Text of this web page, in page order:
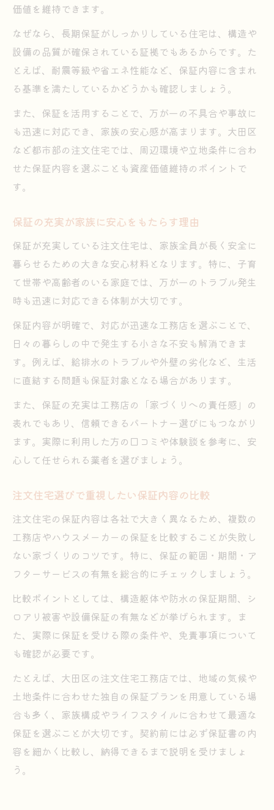
価値を維持できます。
なぜなら、長期保証がしっかりしている住宅は、構造や
設備の品質が確保されている証拠でもあるからです。た
とえば、耐震等級や省エネ性能など、保証内容に含まれ
る基準を満たしているかどうかも確認しましょう。
また、保証を活用することで、万が一の不具合や事故に
も迅速に対応でき、家族の安心感が高まります。大田区
など都市部の注文住宅では、周辺環境や立地条件に合わ
せた保証内容を選ぶことも資産価値維持のポイントで
す。
保証の充実が家族に安心をもたらす理由
保証が充実している注文住宅は、家族全員が長く安全に
暮らせるための大きな安心材料となります。特に、子育
て世帯や高齢者のいる家庭では、万が一のトラブル発生
時も迅速に対応できる体制が大切です。
保証内容が明確で、対応が迅速な工務店を選ぶことで、
日々の暮らしの中で発生する小さな不安も解消できま
す。例えば、給排水のトラブルや外壁の劣化など、生活
に直結する問題も保証対象となる場合があります。
また、保証の充実は工務店の「家づくりへの責任感」の
表れでもあり、信頼できるパートナー選びにもつながり
ます。実際に利用した方の口コミや体験談を参考に、安
心して任せられる業者を選びましょう。
注文住宅選びで重視したい保証内容の比較
注文住宅の保証内容は各社で大きく異なるため、複数の
工務店やハウスメーカーの保証を比較することが失敗し
ない家づくりのコツです。特に、保証の範囲・期間・ア
フターサービスの有無を総合的にチェックしましょう。
比較ポイントとしては、構造躯体や防水の保証期間、シ
ロアリ被害や設備保証の有無などが挙げられます。ま
た、実際に保証を受ける際の条件や、免責事項について
も確認が必要です。
たとえば、大田区の注文住宅工務店では、地域の気候や
土地条件に合わせた独自の保証プランを用意している場
合も多く、家族構成やライフスタイルに合わせて最適な
保証を選ぶことが大切です。契約前には必ず保証書の内
容を細かく比較し、納得できるまで説明を受けましょ
う。